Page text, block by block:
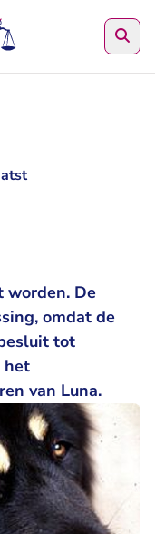
worden. De
omdat de
tot
het
van Luna.